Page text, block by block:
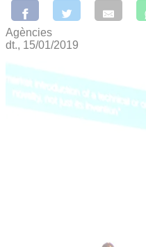
Agències
dt., 15/01/2019